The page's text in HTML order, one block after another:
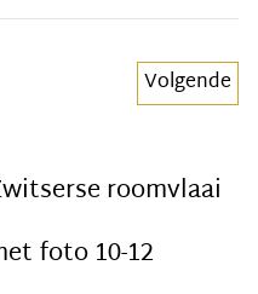
Volgende
roomvlaai
foto 10-12